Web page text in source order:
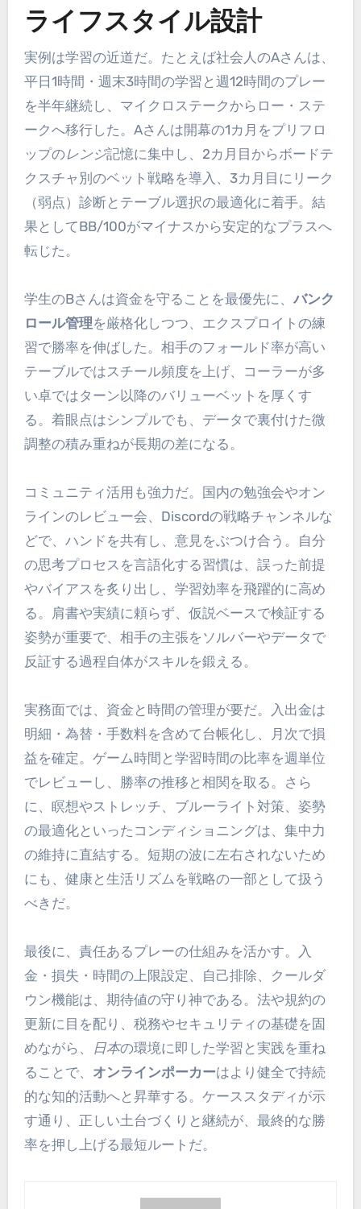
ライフスタイル設計
実例は学習の近道だ。たとえば社会人のAさんは、
平日1時間・週末3時間の学習と週12時間のプレー
を半年継続し、マイクロステークからロー・ステ
ークへ移行した。Aさんは開幕の1カ月をプリフロ
ップのレンジ記憶に集中し、2カ月目からボードテ
クスチャ別のベット戦略を導入、3カ月目にリーク
（弱点）診断とテーブル選択の最適化に着手。結
果としてBB/100がマイナスから安定的なプラスへ
転じた。
学生のBさんは資金を守ることを最優先に、 バンク
ロール管理を厳格化しつつ、エクスプロイトの練
習で勝率を伸ばした。相手のフォールド率が高い
テーブルではスチール頻度を上げ、コーラーが多
い卓ではターン以降のバリューベットを厚くす
る。着眼点はシンプルでも、データで裏付けた微
調整の積み重ねが長期の差になる。
コミュニティ活用も強力だ。国内の勉強会やオン
ラインのレビュー会、Discordの戦略チャンネルな
どで、ハンドを共有し、意見をぶつけ合う。自分
の思考プロセスを言語化する習慣は、誤った前提
やバイアスを炙り出し、学習効率を飛躍的に高め
る。肩書や実績に頼らず、仮説ベースで検証する
姿勢が重要で、相手の主張をソルバーやデータで
反証する過程自体がスキルを鍛える。
実務面では、資金と時間の管理が要だ。入出金は
明細・為替・手数料を含めて台帳化し、月次で損
益を確定。ゲーム時間と学習時間の比率を週単位
でレビューし、勝率の推移と相関を取る。さら
に、瞑想やストレッチ、ブルーライト対策、姿勢
の最適化といったコンディショニングは、集中力
の維持に直結する。短期の波に左右されないため
にも、健康と生活リズムを戦略の一部として扱う
べきだ。
最後に、責任あるプレーの仕組みを活かす。入
金・損失・時間の上限設定、自己排除、クールダ
ウン機能は、期待値の守り神である。法や規約の
更新に目を配り、税務やセキュリティの基礎を固
めながら、
日本の環境に即した学習と実践を重ね
ることで、 オンラインポーカーはより健全で持続
的な知的活動へと昇華する。ケーススタディが示
す通り、正しい土台づくりと継続が、最終的な勝
率を押し上げる最短ルートだ。